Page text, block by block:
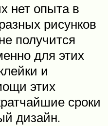
нет опыта в
рисунков
получится
для этих
и
этих
сроки
дизайн.